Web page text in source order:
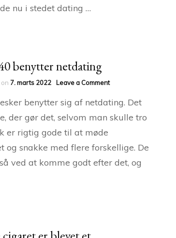
nu i stedet dating …
benytter netdating
7. marts 2022 Leave a Commenton
flere
40
benytter sig af netdating. Det
der gør det, selvom man skulle tro
er rigtig gode til at møde
og snakke med flere forskellige. De
ved at komme godt efter det, og